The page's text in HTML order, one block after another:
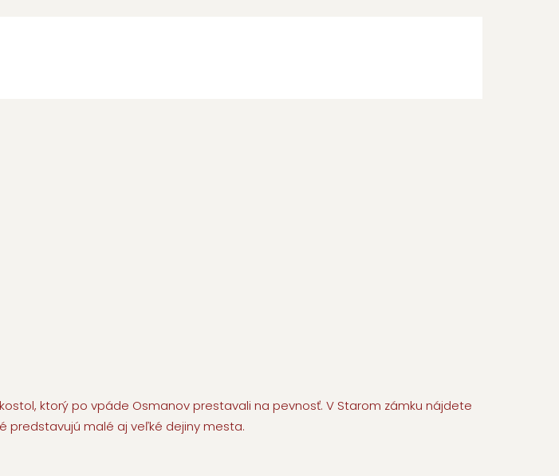
ktorý po vpáde Osmanov prestavali na pevnosť. V Starom zámku nájdete
predstavujú malé aj veľké dejiny mesta.